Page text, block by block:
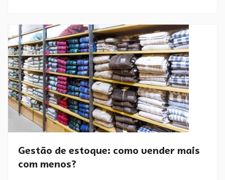
Gestão de estoque: como vender mais
com menos?